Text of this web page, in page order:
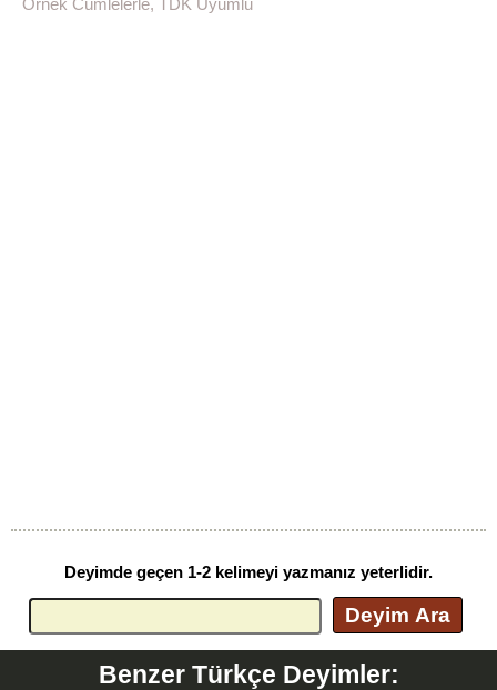
Örnek Cümlelerle, TDK Uyumlu
Deyimde geçen 1-2 kelimeyi yazmanız yeterlidir.
Deyim Ara
Benzer Türkçe Deyimler: